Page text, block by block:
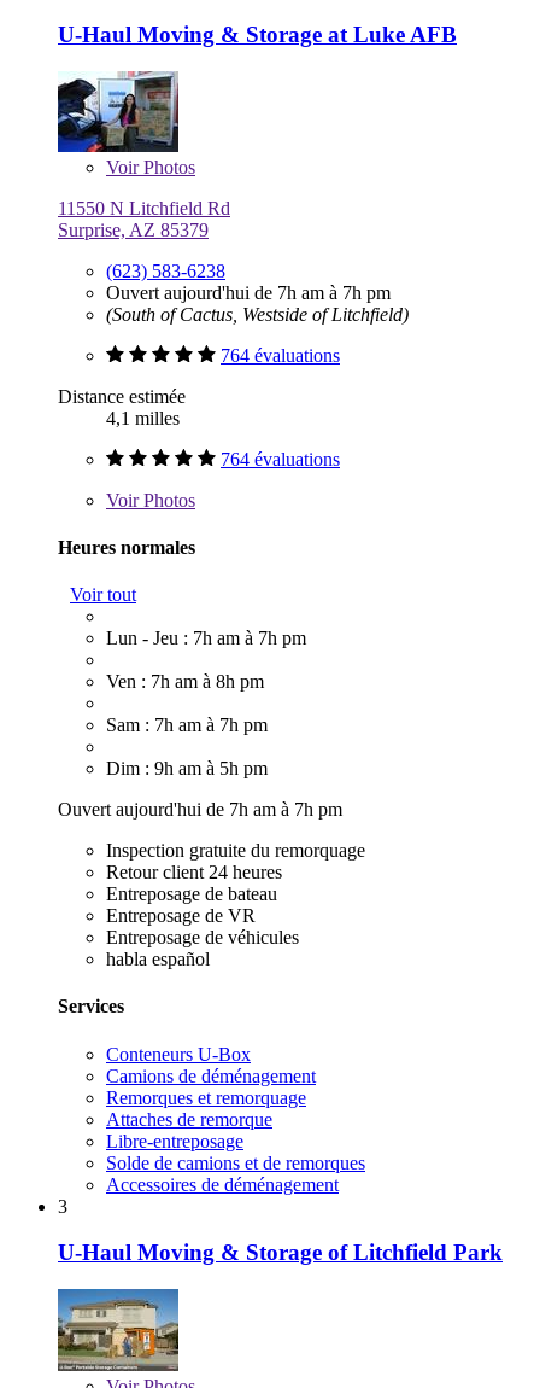
U-Haul Moving & Storage at Luke AFB
VoirPhotos
11550 N Litchfield Rd
Surprise, AZ 85379
(623) 583-6238
Ouvert aujourd'hui de 7h am à 7h pm
(South of Cactus, Westside of Litchfield)
764 évaluations
Distance estimée
4,1 milles
764 évaluations
VoirPhotos
Heures normales
Voir tout
Lun - Jeu : 7h am à 7h pm
Ven : 7h am à 8h pm
Sam : 7h am à 7h pm
Dim : 9h am à 5h pm
Ouvert aujourd'hui de 7h am à 7h pm
Inspection gratuite du remorquage
Retour client 24 heures
Entreposage de bateau
Entreposage de VR
Entreposage de véhicules
habla español
Services
Conteneurs U-Box
Camions de déménagement
Remorques et remorquage
Attaches de remorque
Libre-entreposage
Solde de camions et de remorques
Accessoires de déménagement
3
U-Haul Moving & Storage of Litchfield Park